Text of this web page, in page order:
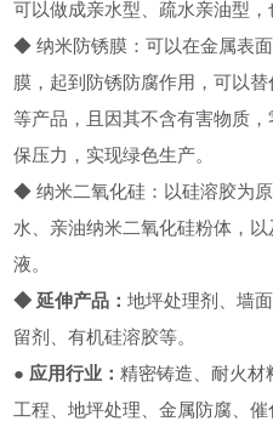
可以做成亲水型、疏水亲油型，
◆ 纳米防锈膜：可以在金属表
膜，起到防锈防腐作用，可以
等产品，且因其不含有害物质
保压力，实现绿色生产。
◆ 纳米二氧化硅：以硅溶胶为
水、亲油纳米二氧化硅粉体，
液。
◆ 延伸产品：地坪处理剂、墙
留剂、有机硅溶胶等。
● 应用行业：精密铸造、耐火材
工程、地坪处理、金属防腐、